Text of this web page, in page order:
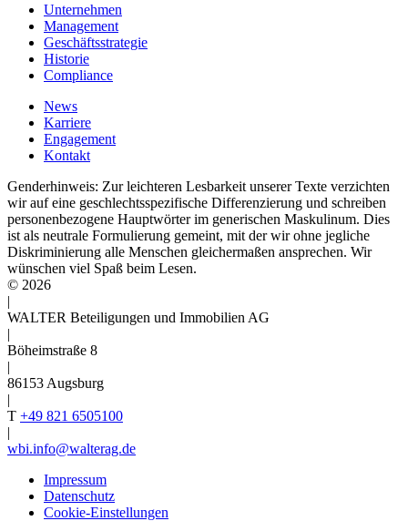
Unternehmen
Management
Geschäfts­strategie
Historie
Compliance
News
Karriere
Engagement
Kontakt
Genderhinweis: Zur leichteren Lesbarkeit unserer Texte verzichten
wir auf eine geschlechtsspezifische Differenzierung und schreiben
personenbezogene Hauptwörter im generischen Maskulinum. Dies
ist als neutrale Formulierung gemeint, mit der wir ohne jegliche
Diskriminierung alle Menschen gleichermaßen ansprechen. Wir
wünschen viel Spaß beim Lesen.
© 2026
|
WALTER Beteiligungen und Immobilien AG
|
Böheimstraße 8
|
86153 Augsburg
|
T +49 821 6505100
|
wbi.info@walterag.de
Impressum
Datenschutz
Cookie-Einstellungen